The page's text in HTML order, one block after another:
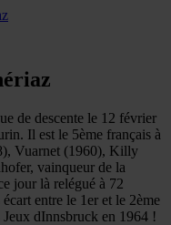
de descente le 12 février
Il est le 5ème français à
Vuarnet (1960), Killy
vainqueur de la
jour là relégué à 72
entre le 1er et le 2ème
dInnsbruck en 1964 !